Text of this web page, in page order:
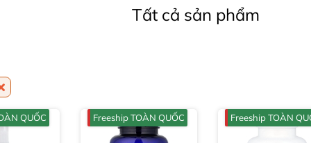
Tất cả sản phẩm
QUỐC Freeship TOÀN QUỐC Freeship TOÀN